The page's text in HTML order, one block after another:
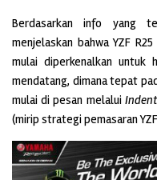
Berdasarkan info yang
menjelaskan bahwa YZF
mulai diperkenalkan untuk
mendatang, dimana tepat
mulai di pesan melalui
(mirip strategi pemasaran